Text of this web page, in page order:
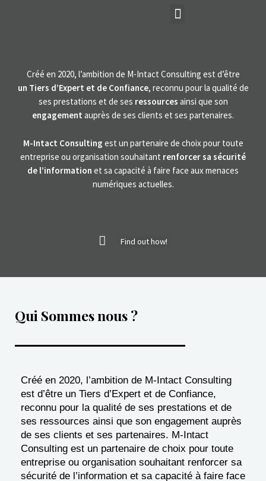
Créé en 2020, l’ambition de M-Intact Consulting est d’être
un Tiers d’Expert et de Confiance, reconnu pour la qualité de
ses prestations et de ses ressources ainsi que son
engagement auprès de ses clients et ses partenaires.
M-Intact Consulting est un partenaire de choix pour toute
entreprise ou organisation souhaitant renforcer sa sécurité
de l’information et sa capacité à faire face aux menaces
numériques actuelles.
Find out how!
Qui Sommes nous ?
Créé en 2020, l’ambition de M-Intact Consulting
est d’être un Tiers d’Expert et de Confiance,
reconnu pour la qualité de ses prestations et de
ses ressources ainsi que son engagement auprès
de ses clients et ses partenaires. M-Intact
Consulting est un partenaire de choix pour toute
entreprise ou organisation souhaitant renforcer sa
sécurité de l’information et sa capacité à faire face